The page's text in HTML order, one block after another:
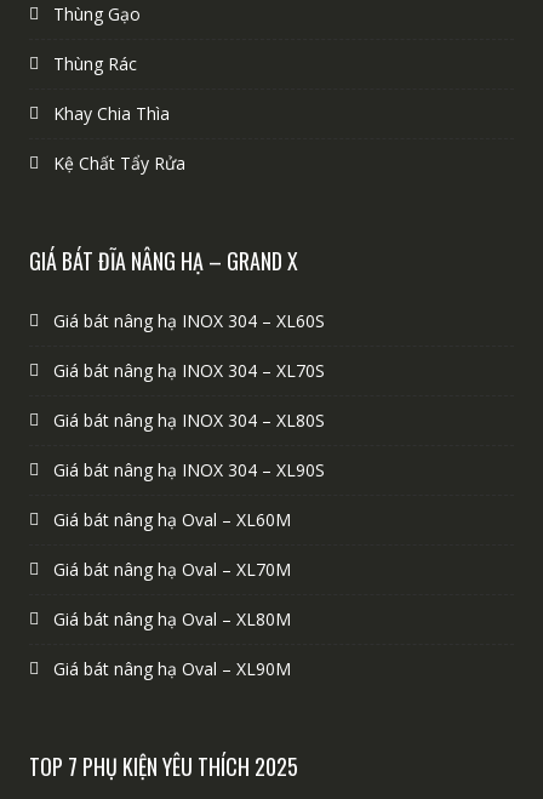
Thùng Gạo
Thùng Rác
Khay Chia Thìa
Kệ Chất Tẩy Rửa
GIÁ BÁT ĐĨA NÂNG HẠ – GRAND X
Giá bát nâng hạ INOX 304 – XL60S
Giá bát nâng hạ INOX 304 – XL70S
Giá bát nâng hạ INOX 304 – XL80S
Giá bát nâng hạ INOX 304 – XL90S
Giá bát nâng hạ Oval – XL60M
Giá bát nâng hạ Oval – XL70M
Giá bát nâng hạ Oval – XL80M
Giá bát nâng hạ Oval – XL90M
TOP 7 PHỤ KIỆN YÊU THÍCH 2025